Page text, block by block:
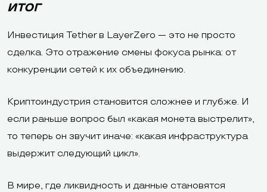
ИТОГ
Инвестиция Tether в LayerZero — это не просто
сделка. Это отражение смены фокуса рынка: от
конкуренции сетей к их объединению.
Криптоиндустрия становится сложнее и глубже. И
если раньше вопрос был «какая монета выстрелит»,
то теперь он звучит иначе: «какая инфраструктура
выдержит следующий цикл».
В мире, где ликвидность и данные становятся